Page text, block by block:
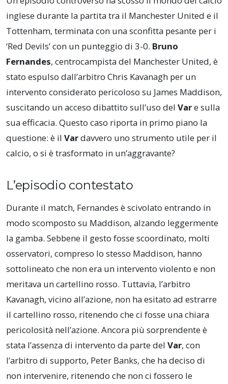
inglese durante la partita tra il Manchester United e il
Tottenham, terminata con una sconfitta pesante per i
‘Red Devils’ con un punteggio di 3-0. Bruno
Fernandes, centrocampista del Manchester United, è
stato espulso dall’arbitro Chris Kavanagh per un
intervento considerato pericoloso su James Maddison,
suscitando un acceso dibattito sull’uso del Vare sulla
sua efficacia. Questo caso riporta in primo piano la
questione: è il Vardavvero uno strumento utile per il
calcio, o si è trasformato in un’aggravante?
L’episodio contestato
Durante il match, Fernandes è scivolato entrando in
modo scomposto su Maddison, alzando leggermente
la gamba. Sebbene il gesto fosse scoordinato, molti
osservatori, compreso lo stesso Maddison, hanno
sottolineato che non era un intervento violento e non
meritava un cartellino rosso. Tuttavia, l’arbitro
Kavanagh, vicino all’azione, non ha esitato ad estrarre
il cartellino rosso, ritenendo che ci fosse una chiara
pericolosità nell’azione. Ancora più sorprendente è
stata l’assenza di intervento da parte del Var, con
l’arbitro di supporto, Peter Banks, che ha deciso di
non intervenire, ritenendo che non ci fossero le